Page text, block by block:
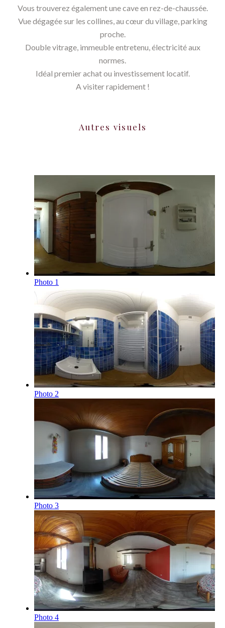
Vous trouverez également une cave en rez-de-chaussée.
Vue dégagée sur les collines, au cœur du village, parking
proche.
Double vitrage, immeuble entretenu, électricité aux
normes.
Idéal premier achat ou investissement locatif.
A visiter rapidement !
Autres visuels